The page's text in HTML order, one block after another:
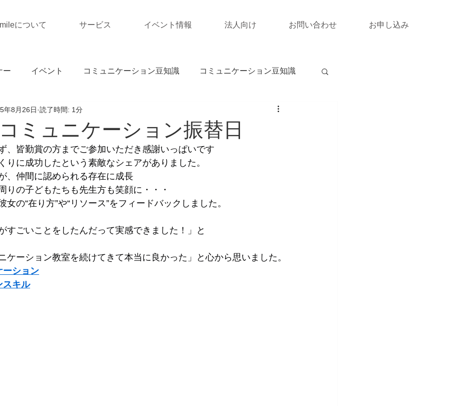
について サービス イベント情報 法人向け お問い合わせ お申し込み
ー イベント コミュニケーション豆知識 コミュニケーション豆知識
ミュニケーション振替日
年8月26日 読了時間: 1分
、皆勤賞の方までご参加いただき感謝いっぱいです
りに成功したという素敵なシェアがありました。
、仲間に認められる存在に成長
りの子どもたちも先生方も笑顔に・・・
の“在り方”や“リソース”をフィードバックしました。
すごいことをしたんだって実感できました！」と
ケーション教室を続けてきて本当に良かった」と心から思いました。
ーション
スキル